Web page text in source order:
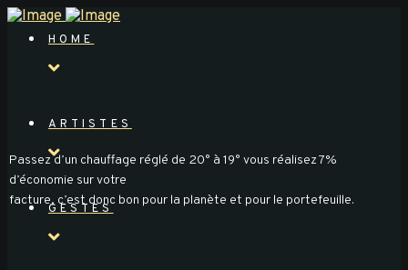
HOME
ARTISTES
GESTES
Passez d’un chauffage réglé de 20° à 19° vous réalisez 7%
d’économie sur votre
facture, c’est donc bon pour la planète et pour le portefeuille.